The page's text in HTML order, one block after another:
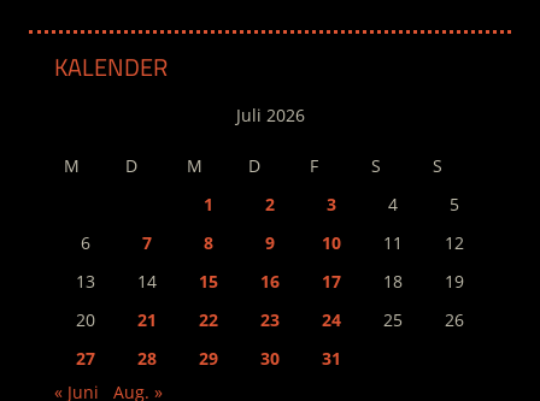
KALENDER
Juli 2026
M D M D F S
S
1
2 3 4
5
6
7 8 9 10 11
12
13
14 15 16 17 18
19
20
21 22 23 24 25
26
27
28 29 30
31
« Juni
Aug. »